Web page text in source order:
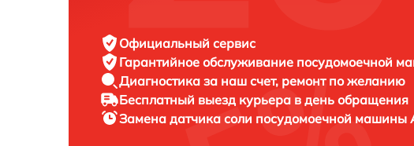
Официальный сервис
Гарантийное обслуживание посудомоечной
Диагностика за наш счет, ремонт по желанию
Бесплатный выезд курьера в день обращения
Замена датчика соли посудомоечной машины